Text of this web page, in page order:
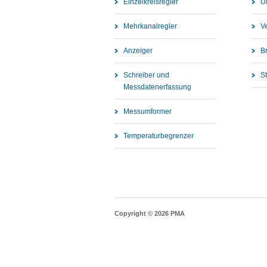
Einzelkreisregler
Mehrkanalregler
Anzeiger
Schreiber und
Messdatenerfassung
Messumformer
Temperaturbegrenzer
Copyright © 2026 PMA